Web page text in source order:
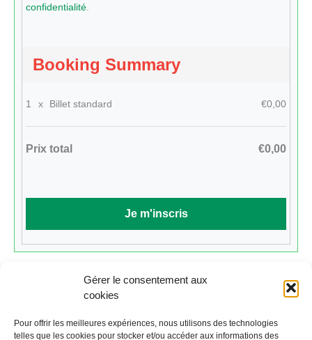
Gérer le consentement aux
cookies
Pour offrir les meilleures expériences, nous utilisons des technologies
telles que les cookies pour stocker et/ou accéder aux informations des
confidentialité.
Booking Summary
1 x Billet standard €0,00
Prix total €0,00